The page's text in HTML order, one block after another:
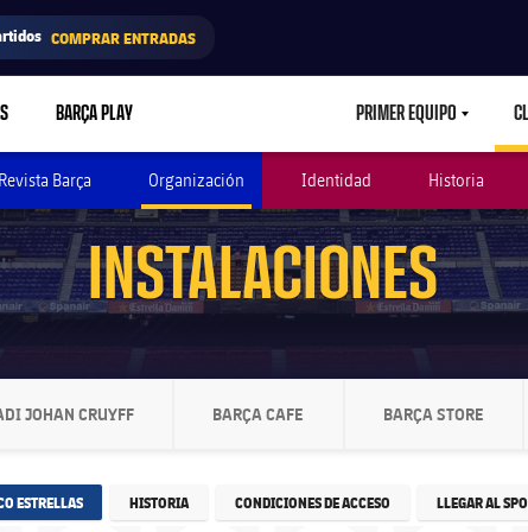
COMPRAR ENTRADAS
BARÇA PLAY PRIMER EQUIPO
Revista Barça Organización Identidad Historia
INSTALACIONES
JOHAN CRUYFF
LABEL.ARIA.CHEVRONRIGHT
BARÇA CAFE
LABEL.ARIA.CHEVRONRIGHT
BARÇA STORE
ESTRELLAS HISTORIA CONDICIONES DE ACCESO LLEGAR AL